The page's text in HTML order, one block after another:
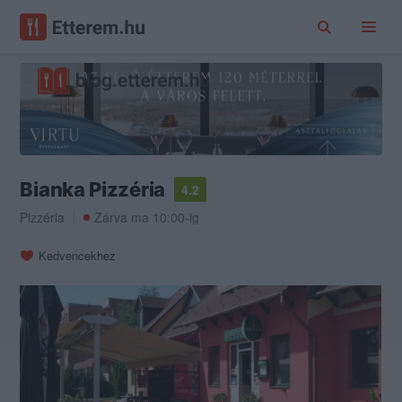
Bianka Pizzéria
4.2
Pizzéria
Zárva ma 10:00-ig
Kedvencekhez